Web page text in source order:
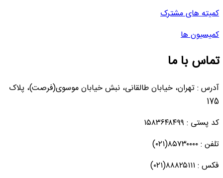
کمیته های مشترک
کمیسیون ها
تماس با ما
آدرس : تهران، خیابان طالقانی، نبش خیابان موسوی(فرصت)، پلاک
175
کد پستی : ۱۵۸۳۶۴۸۴۹۹
تلفن : ۸۵۷۳۰۰۰۰(۰۲۱)
فکس : ۸۸۸۲۵۱۱۱(۰۲۱)